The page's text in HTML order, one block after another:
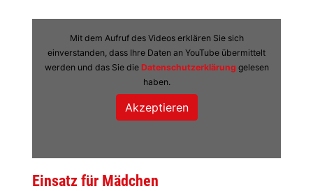
Mit dem Aufruf des Videos erklären Sie sich
einverstanden, dass Ihre Daten an YouTube übermittelt
werden und das Sie die Datenschutzerklärung gelesen
haben.
Einsatz für Mädchen